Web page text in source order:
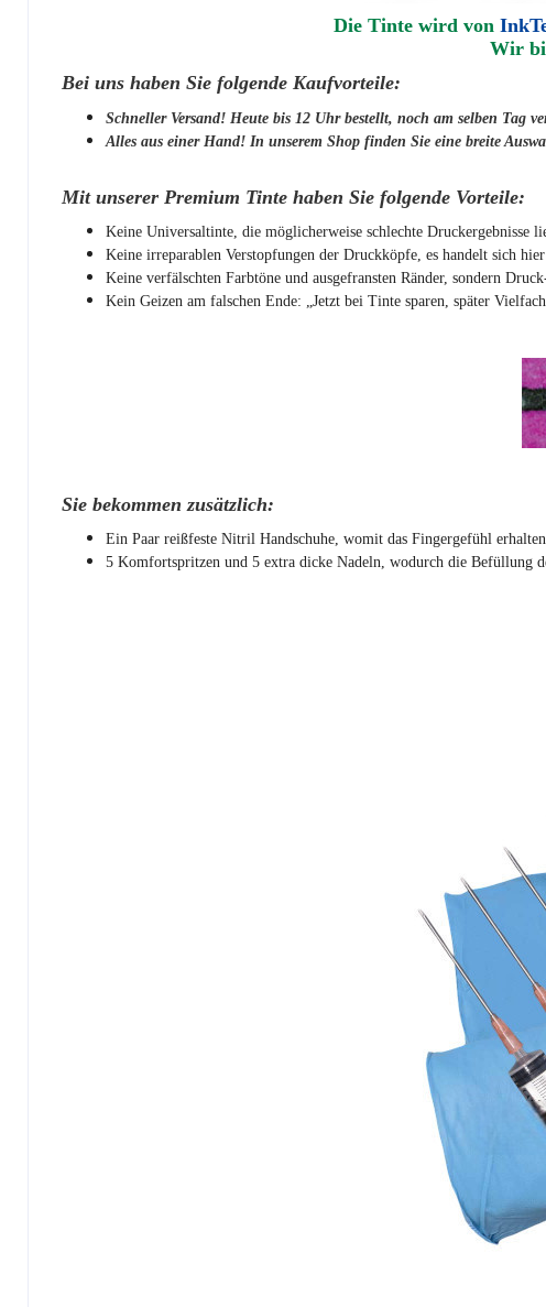
Die Tinte wird von
Wir
Bei uns haben Sie folgende Kaufvorteile:
Schneller Versand! Heute bis 12 Uhr bestellt, noch am selben Tag
Alles aus einer Hand! In unserem Shop finden Sie eine breite
Mit unserer Premium Tinte haben Sie folgende Vorteile:
Keine Universaltinte, die möglicherweise schlechte
Keine irreparablen Verstopfungen der Druckköpfe, es handelt sich
Keine verfälschten Farbtöne und ausgefransten Ränder, sondern
Kein Geizen am falschen Ende: „Jetzt bei Tinte sparen, später
Sie bekommen zusätzlich:
Ein Paar reißfeste Nitril Handschuhe, womit das Fingergefühl
5 Komfortspritzen und 5 extra dicke Nadeln, wodurch die Befüllung